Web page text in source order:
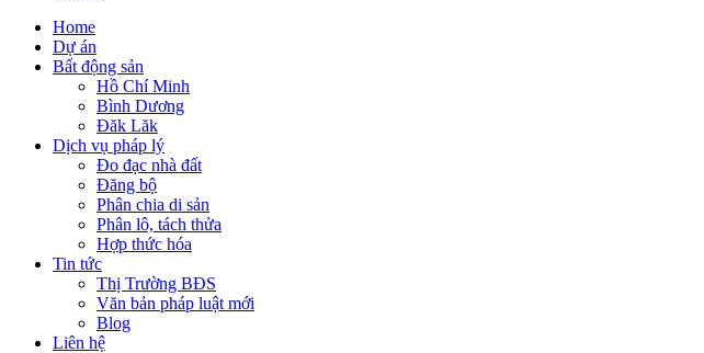
Home
Dự án
Bất động sản
Hồ Chí Minh
Bình Dương
Đăk Lăk
Dịch vụ pháp lý
Đo đạc nhà đất
Đăng bộ
Phân chia di sản
Phân lô, tách thửa
Hợp thức hóa
Tin tức
Thị Trường BĐS
Văn bản pháp luật mới
Blog
Liên hệ